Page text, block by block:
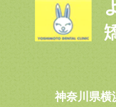
神奈川県横